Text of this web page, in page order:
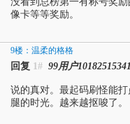
像卡等等奖励。
9楼：温柔的格格
回复 1# 99用户
说的真对。最起码刷怪能
腿的时光。越来越抠唆了。